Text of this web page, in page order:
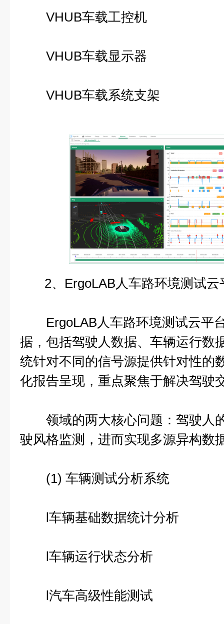
VHUB车载工控机
VHUB车载显示器
VHUB车载系统支架
2、ErgoLAB人车路环境测试云
ErgoLAB人车路环境测试云平
据，包括驾驶人数据、车辆运行数
统针对不同的信号源提供针对性的
化报告呈现，重点聚焦于解决驾驶
领域的两大核心问题：驾驶人
驶风格监测，进而实现多源异构数
(1) 车辆测试分析系统
l车辆基础数据统计分析
l车辆运行状态分析
l汽车高级性能测试